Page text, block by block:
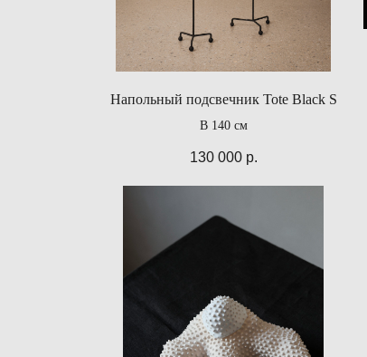
Напольный подсвечник Tote Black S
В 140 см
130 000 р.